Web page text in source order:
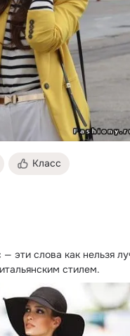
Класс
эти слова как нельзя
стилем.